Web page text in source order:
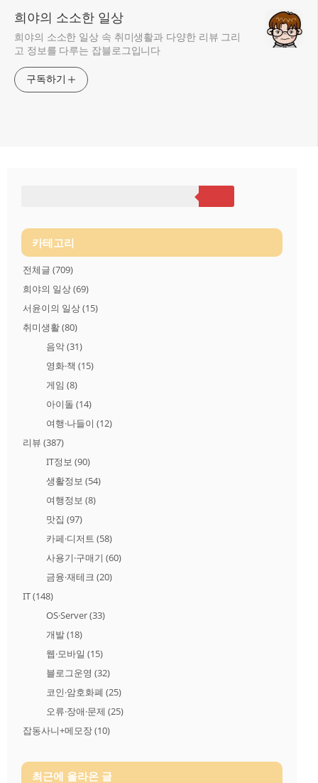
희야의 소소한 일상
희야의 소소한 일상 속 취미생활과 다양한 리뷰 그리
고 정보를 다루는 잡블로그입니다
구독하기
카테고리
전체글 (709)
희야의 일상(69)
서윤이의 일상(15)
취미생활(80)
음악(31)
영화·책 (15)
게임 (8)
아이돌 (14)
여행·나들이 (12)
리뷰 (387)
IT정보 (90)
생활정보 (54)
여행정보 (8)
맛집 (97)
카페·디저트 (58)
사용기·구매기 (60)
금융·재테크 (20)
IT(148)
OS·Server(33)
개발(18)
웹·모바일 (15)
블로그운영 (32)
코인·암호화폐 (25)
오류·장애·문제 (25)
잡동사니+메모장(10)
최근에 올라온 글